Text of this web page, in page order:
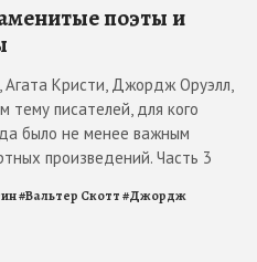
поэты и
Кристи, Джордж Оруэлл,
тему писателей, для кого
было не менее важным
произведений. Часть 3
#Вальтер Скотт#Джордж